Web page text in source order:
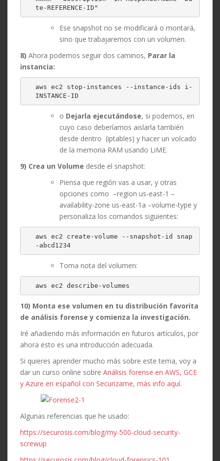
te-REFERENCE-ID"
Ese snapshot no se modificará o montará,
sino que trabajaremos con un volumen.
8) Ahora podemos seguir dos caminos, Parar la
instancia:
aws ec2 stop-instances --instance-ids i-
INSTANCE-ID
o Dejarla ejecutándose, si podemos, en
cuyo caso deberíamos aislarla también
desde dentro (iptables) y hacer un volcado
de la memoria RAM usando LiME.
9) Crea un Volume desde el snapshot:
Piensa que región vas a usar, y otras
opciones como –region us-east-1 –
availability-zone us-east-1a –volume-type y
personaliza los comandos siguientes:
aws ec2 create-volume --snapshot-id snap
-abcd1234
Toma nota del volumen:
aws ec2 describe-volumes
10) Monta ese volumen en tu distribución favorita
de análisis forense y comienza la investigación.
Iré añadiendo más información en futuros artículos, por
ahora esto es una introducción adecuada.
Si quieres aprender mucho más sobre este tema, voy a
dar un curso online sobre Análisis forense en AWS, GCE
y Azure en español con Securizame, más info aquí.
Algunas referencias que he usado:
https://securosis.com/blog/my-500-cloud-security-
screwup